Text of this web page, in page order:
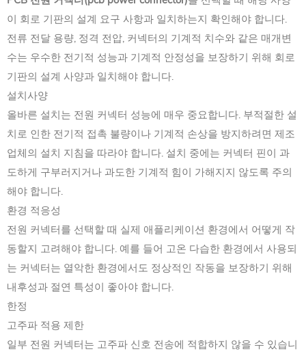
이 회로 기판의 설계 요구 사항과 일치하는지 확인해야 합니다.
전류 전달 용량, 정격 전압, 커넥터의 기계적 치수와 같은 매개변
수는 우수한 전기적 성능과 기계적 안정성을 보장하기 위해 회로
기판의 설계 사양과 일치해야 합니다.
설치사양
올바른 설치는 전원 커넥터 성능에 매우 중요합니다. 부적절한 설
치로 인한 전기적 접촉 불량이나 기계적 손상을 방지하려면 제조
업체의 설치 지침을 따라야 합니다. 설치 중에는 커넥터 핀이 과
도하게 구부러지거나 과도한 기계적 힘이 가해지지 않도록 주의
해야 합니다.
환경 적응성
전원 커넥터를 선택할 때 실제 애플리케이션 환경에서 어떻게 작
동할지 고려해야 합니다. 예를 들어 고온 다습한 환경에서 사용되
는 커넥터는 열악한 환경에서도 정상적인 작동을 보장하기 위해
내후성과 절연 특성이 좋아야 합니다.
한정
고주파 적용 제한
일부 전원 커넥터는 고주파 신호 전송에 적합하지 않을 수 있습니